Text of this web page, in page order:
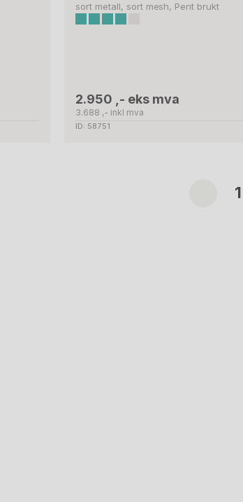
sort metall, sort mesh, Pent brukt
2.950 ,- eks mva
3.688 ,- inkl mva
ID: 58751
1